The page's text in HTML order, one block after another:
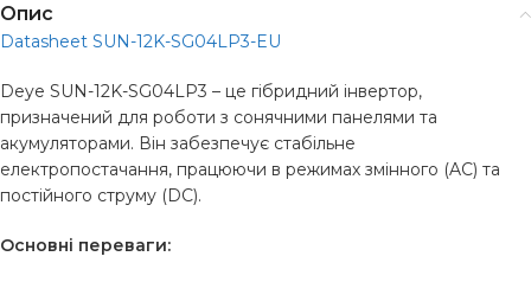
Опис
Datasheet SUN-12K-SG04LP3-EU
Deye SUN-12K-SG04LP3 – це гібридний інвертор,
призначений для роботи з сонячними панелями та
акумуляторами. Він забезпечує стабільне
електропостачання, працюючи в режимах змінного (AC) та
постійного струму (DC).
Основні переваги: